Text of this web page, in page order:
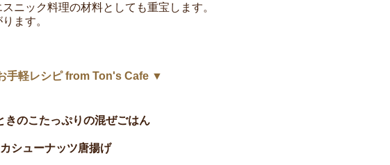
ニック料理の材料としても重宝します。
ます。
手軽レシピ from Ton's Cafe ▼
きのこたっぷりの混ぜごはん
シューナッツ唐揚げ